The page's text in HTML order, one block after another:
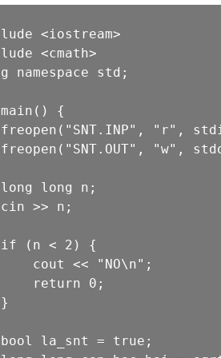
<iostream>
<cmath>
namespace std ;
main ()
{
"SNT.INP" , "r" ,
"SNT.OUT" , "w" ,
long long
n;
cin >> n;
if (n < 2 ) {
cout
<< "NO\n" ;
return
0 ;
bool la_snt = true ;